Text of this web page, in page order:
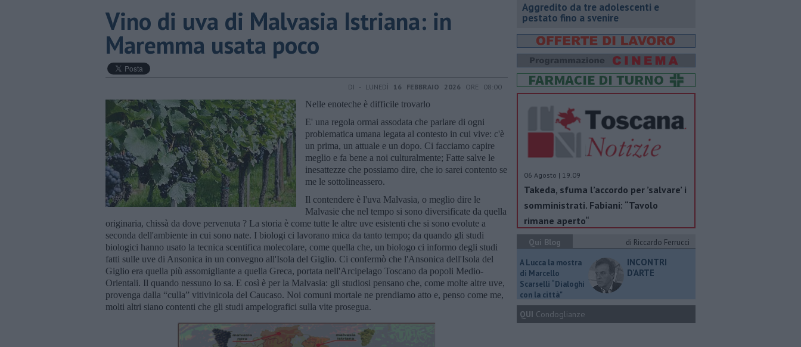
​Vino di uva di Malvasia Istriana: in
Maremma usata poco
DI - LUNEDÌ 16 FEBBRAIO 2026 ORE 08:00
Nelle enoteche è difficile trovarlo
E' una regola ormai assodata che parlare di ogni
problematica umana legata al contesto in cui vive: c'è
un prima, un attuale e un dopo. Ci facciamo capire
meglio e fa bene a noi culturalmente; Fatte salve le
inesattezze che possiamo dire, che io sarei contento se
me le sottolineassero.
Il contendere è l'uva Malvasia, o meglio dire le
Malvasie che nel tempo si sono diversificate da quella
originaria, chissà da dove pervenuta ? La storia è come tutte le altre uve esistenti che si sono evolute a
seconda dell'ambiente in cui sono nate. I biologi ci lavorano mica da tanto tempo; da quando gli studi
biologici hanno usato la tecnica scentifica molecolare, come quella che, un biologo ci informo degli studi
fatti sulle uve di Ansonica in un convegno all'Isola del Giglio. Ci confermò che l'Ansonica dell'Isola del
Giglio era quella più assomigliante a quella Greca, portata nell'Arcipelago Toscano da popoli Medio-
Orientali. Il quando nessuno lo sa. E così è per la Malvasia: gli studiosi pensano che, come molte altre uve,
provenga dalla “culla” vitivinicola del Caucaso. Noi comuni mortale ne prendiamo atto e, penso come me,
molti altri siano contenti che gli studi ampelografici sulla vite prosegua.
Aggredito da tre adolescenti e
pestato fino a svenire
06 Agosto | 19.09
Takeda, sfuma l’accordo per ’salvare’ i
somministrati. Fabiani: “Tavolo
rimane aperto“
Qui Blog
di Riccardo Ferrucci
A Lucca la mostra
di Marcello
Scarselli “Dialoghi
con la città"
INCONTRI
D'ARTE
QUI Condoglianze